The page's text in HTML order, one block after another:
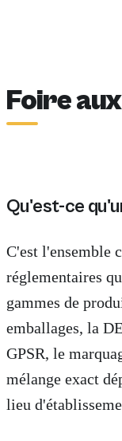
Foire
Qu'est-ce
C'est l'ensemble
réglementaires
gammes de
emballages, la
GPSR, le
mélange exact
lieu